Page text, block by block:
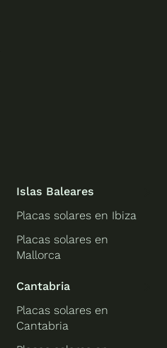
Islas Baleares
Placas solares en Ibiza
Placas solares en
Mallorca
Cantabria
Placas solares en
Cantabria